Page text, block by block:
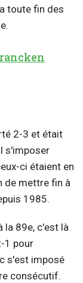
toute fin des
2-3 et était
s'imposer
ci étaient en
de mettre fin à
1985.
la 89e, c'est là
1 pour
s'est imposé
consécutif.